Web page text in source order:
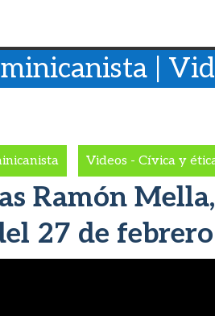
|
Videos - Cívica y
Ramón Mella,
27 de febrero